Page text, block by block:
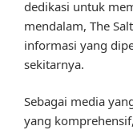
dedikasi untuk
mendalam, The
informasi yang
sekitarnya.
Sebagai media
yang